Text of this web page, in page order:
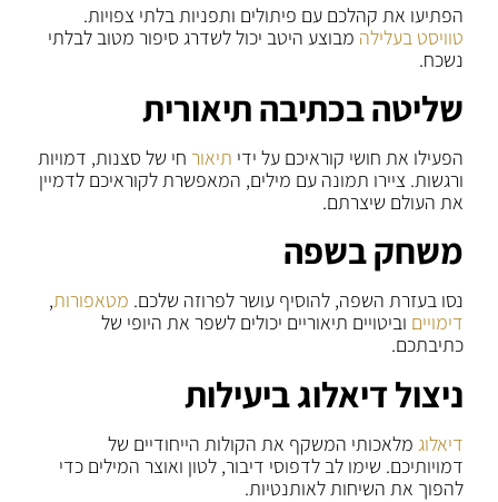
הפתיעו את קהלכם עם פיתולים ותפניות בלתי צפויות.
טוויסט בעלילה מבוצע היטב יכול לשדרג סיפור מטוב לבלתי
נשכח.
שליטה בכתיבה תיאורית
הפעילו את חושי קוראיכם על ידי תיאור חי של סצנות, דמויות
ורגשות. ציירו תמונה עם מילים, המאפשרת לקוראיכם לדמיין
את העולם שיצרתם.
משחק בשפה
נסו בעזרת השפה, להוסיף עושר לפרוזה שלכם. מטאפורות,
דימויים וביטויים תיאוריים יכולים לשפר את היופי של
כתיבתכם.
ניצול דיאלוג ביעילות
דיאלוג מלאכותי המשקף את הקולות הייחודיים של
דמויותיכם. שימו לב לדפוסי דיבור, לטון ואוצר המילים כדי
להפוך את השיחות לאותנטיות.